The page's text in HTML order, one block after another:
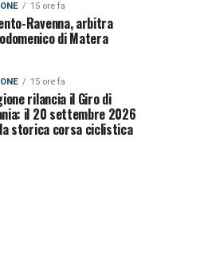
15 ore fa
Ravenna, arbitra
di Matera
15 ore fa
rilancia il Giro di
il 20 settembre 2026
storica corsa ciclistica